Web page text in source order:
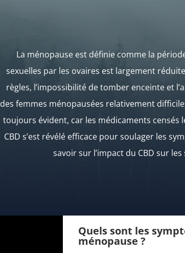
La ménopause est définie comme la
sexuelles par les ovaires est largement
règles, l’impossibilité de tomber enceinte et
des femmes ménopausées relativement
toujours évident, car les médicaments
CBD s’est révélé efficace pour soulager les
savoir sur l’impact du CBD sur
Quels sont les
ménopause ?